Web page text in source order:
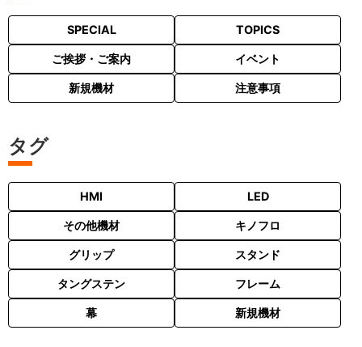
SPECIAL TOPICS
ご挨拶・ご案内 イベント
新規機材 注意事項
タグ
HMI LED
その他機材 キノフロ
グリップ スタンド
タングステン フレーム
幕 新規機材